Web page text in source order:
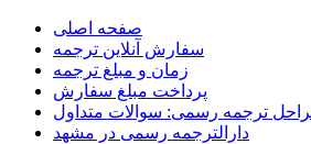
صفحه اصلی
سفارش آنلاین ترجمه
زمان و مبلغ ترجمه
پرداخت مبلغ سفارش
ترجمه رسمی: سوالات متداول
دارالترجمه رسمی در مشهد